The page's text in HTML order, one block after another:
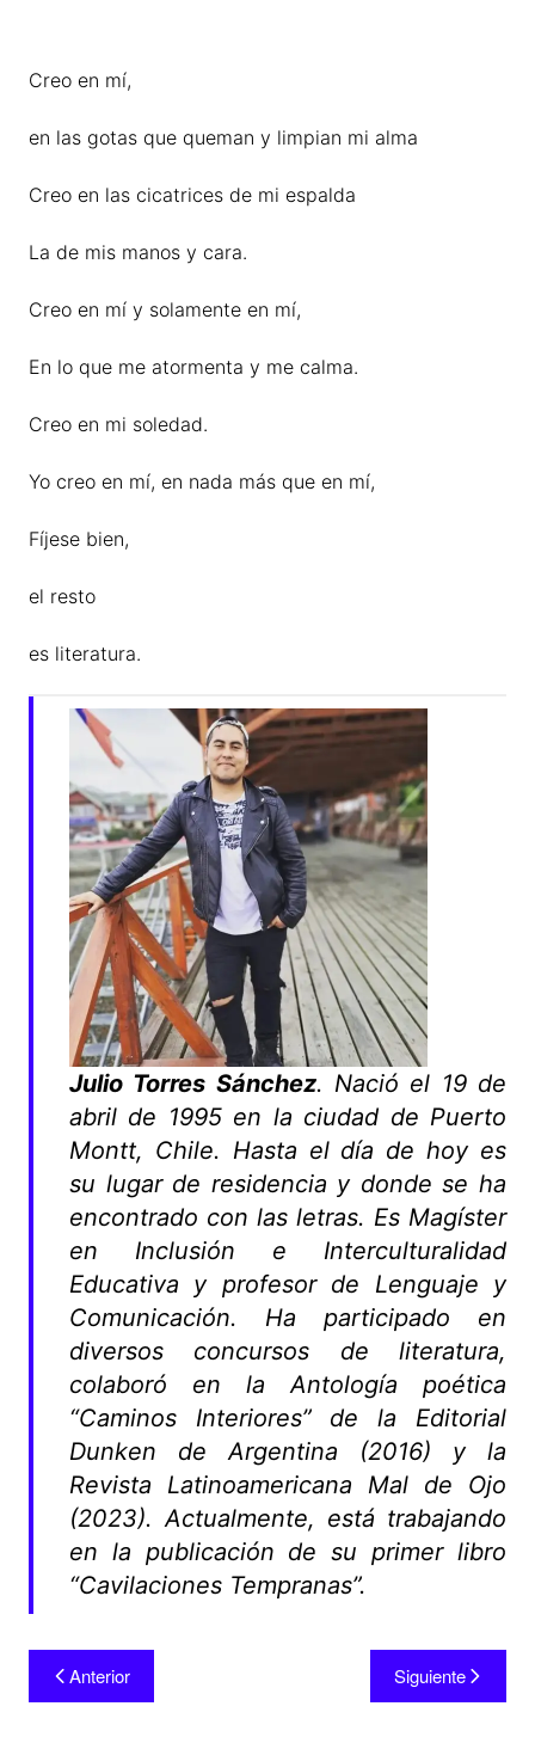
Creo en mí,
en las gotas que queman y limpian mi alma
Creo en las cicatrices de mi espalda
La de mis manos y cara.
Creo en mí y solamente en mí,
En lo que me atormenta y me calma.
Creo en mi soledad.
Yo creo en mí, en nada más que en mí,
Fíjese bien,
el resto
es literatura.
Julio Torres Sánchez. Nació el 19 de
abril de 1995 en la ciudad de Puerto
Montt, Chile. Hasta el día de hoy es
su lugar de residencia y donde se ha
encontrado con las letras. Es Magíster
en Inclusión e Interculturalidad
Educativa y profesor de Lenguaje y
Comunicación. Ha participado en
diversos concursos de literatura,
colaboró en la Antología poética
“Caminos Interiores” de la Editorial
Dunken de Argentina (2016) y la
Revista Latinoamericana Mal de Ojo
(2023). Actualmente, está trabajando
en la publicación de su primer libro
“Cavilaciones Tempranas”.
Anterior Siguiente